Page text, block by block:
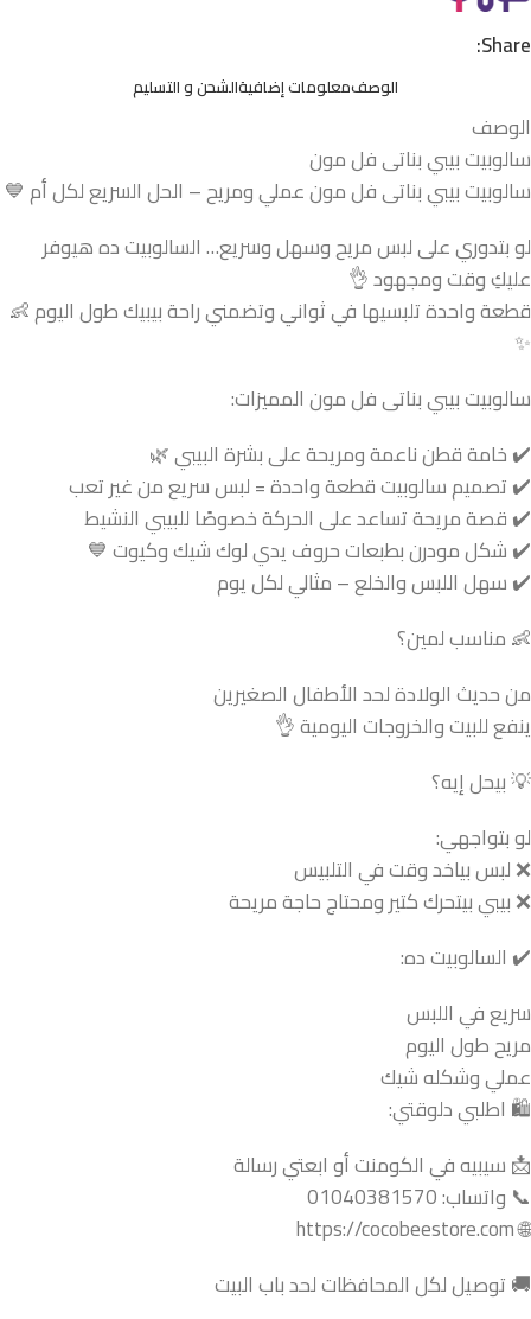
Share:
الوصفمعلومات إضافيةالشحن و التسليم
الوصف
سالوبيت بيبي بناتى فل مون
سالوبيت بيبي بناتى فل مون عملي ومريح – الحل السريع لكل أم 💙
لو بتدوري على لبس مريح وسهل وسريع… السالوبيت ده هيوفر
عليكِ وقت ومجهود 👌
قطعة واحدة تلبسيها في ثواني وتضمني راحة بيبيك طول اليوم 👶
✨
سالوبيت بيبي بناتى فل مون المميزات:
✔️ خامة قطن ناعمة ومريحة على بشرة البيبي 🌿
✔️ تصميم سالوبيت قطعة واحدة = لبس سريع من غير تعب
✔️ قصة مريحة تساعد على الحركة خصوصًا للبيبي النشيط
✔️ شكل مودرن بطبعات حروف يدي لوك شيك وكيوت 💙
✔️ سهل اللبس والخلع – مثالي لكل يوم
👶 مناسب لمين؟
من حديث الولادة لحد الأطفال الصغيرين
ينفع للبيت والخروجات اليومية 👌
💡 بيحل إيه؟
لو بتواجهي:
❌ لبس بياخد وقت في التلبيس
❌ بيبي بيتحرك كتير ومحتاج حاجة مريحة
✔️ السالوبيت ده:
سريع في اللبس
مريح طول اليوم
عملي وشكله شيك
🛍️ اطلبي دلوقتي:
📩 سيبيه في الكومنت أو ابعتي رسالة
📞 واتساب: 01040381570
🌐 https://cocobeestore.com
🚚 توصيل لكل المحافظات لحد باب البيت